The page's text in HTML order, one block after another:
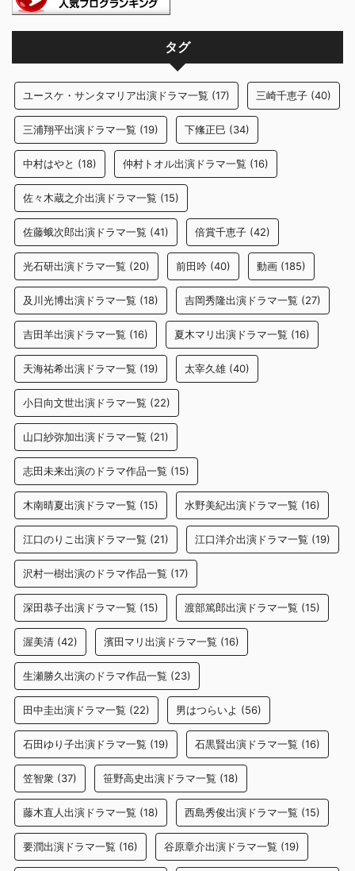
タグ
ユースケ・サンタマリア出演ドラマ一覧 (17) 三崎千恵子 (40)
三浦翔平出演ドラマ一覧 (19) 下絛正巳 (34)
中村はやと (18) 仲村トオル出演ドラマ一覧 (16)
佐々木蔵之介出演ドラマ一覧 (15)
佐藤蛾次郎出演ドラマ一覧 (41) 倍賞千恵子 (42)
光石研出演ドラマ一覧 (20) 前田吟 (40) 動画 (185)
及川光博出演ドラマ一覧 (18) 吉岡秀隆出演ドラマ一覧 (27)
吉田羊出演ドラマ一覧 (16) 夏木マリ出演ドラマ一覧 (16)
天海祐希出演ドラマ一覧 (19) 太宰久雄 (40)
小日向文世出演ドラマ一覧 (22)
山口紗弥加出演ドラマ一覧 (21)
志田未来出演のドラマ作品一覧 (15)
木南晴夏出演ドラマ一覧 (15) 水野美紀出演ドラマ一覧 (16)
江口のりこ出演ドラマ一覧 (21) 江口洋介出演ドラマ一覧 (19)
沢村一樹出演のドラマ作品一覧 (17)
深田恭子出演ドラマ一覧 (15) 渡部篤郎出演ドラマ一覧 (15)
渥美清 (42) 濱田マリ出演ドラマ一覧 (16)
生瀬勝久出演のドラマ作品一覧 (23)
田中圭出演ドラマ一覧 (22) 男はつらいよ (56)
石田ゆり子出演ドラマ一覧 (19) 石黒賢出演ドラマ一覧 (16)
笠智衆 (37) 笹野高史出演ドラマ一覧 (18)
藤木直人出演ドラマ一覧 (18) 西島秀俊出演ドラマ一覧 (15)
要潤出演ドラマ一覧 (16) 谷原章介出演ドラマ一覧 (19)